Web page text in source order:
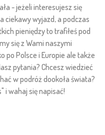
- jeżeli interesujesz się
ciekawy wyjazd, a podczas
pieniędzy to trafiłeś pod
się z Wami naszymi
po Polsce i Europie ale także
pytania? Chcesz wiedzieć
w podróż dookoła świata?
i wahaj się napisać!